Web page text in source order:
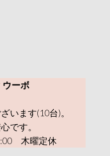
ウーボ
います(10台)。
です。
木曜定休